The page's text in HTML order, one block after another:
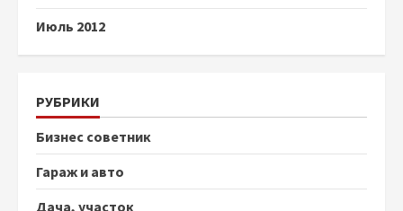
Июль 2012
РУБРИКИ
Бизнес советник
Гараж и авто
Дача, участок